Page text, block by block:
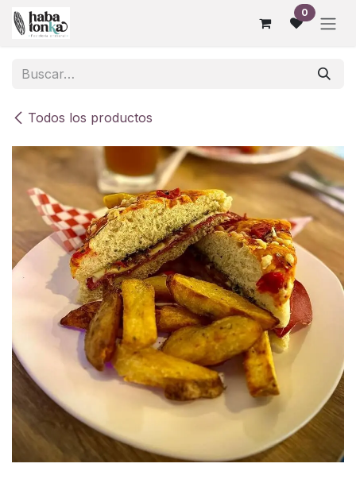
Ir al contenido 0
Todos los productos